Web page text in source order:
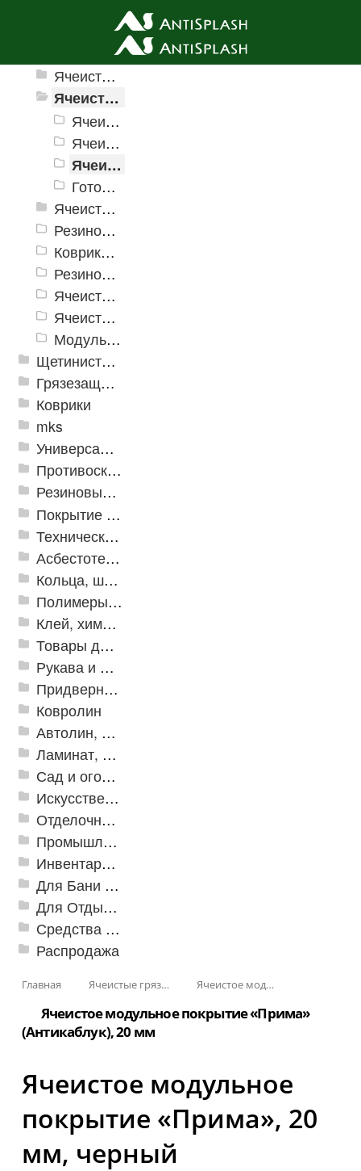
Ячеистые грязезащитные покрытия
Ячеистые грязезащитные покрытия «Домино»
Ячеистое модульное покрытие «Прима» (Антикаблук)
Ячеистое модульное покрытие «Прима» (Антикаблук), 10 мм
Ячеистое модульное покрытие «Прима» (Антикаблук), 14 мм
Ячеистое модульное покрытие «Прима» (Антикаблук), 20 мм
Готовое покрытие «Прима» (Антикаблук)
Ячеистые грязезащитные покрытия «Змейка» (Zig-Zag)
Резиновые коврики и дорожки «Restorant»
Коврики PinMat Волна
Резиновые коврики Шашки
Ячеистое модульное грязезащитное покрытие «Optima Duos»
Ячеистые коврик дорожка «Шашки»
Модульное напольное покрытие "Грязезащитные Соты"
Щетинистые покрытия
Грязезащитные, влаговпитывающие покрытия
Коврики
mks
Универсальные модульные покрытия
Противоскользящая защита для лестниц, профили, ленты
Резиновые и ПВХ дорожки
Покрытие из резиновой крошки
Техническая резина
Асбестотехнические и теплоизоляционные материалы
Кольца, шайбы, манжеты
Полимеры и пластики
Клей, химия, сопутствующие товары
Товары для дома
Рукава и шланги промышленные
Придверные решетки
Ковролин
Автолин, Транслин, Линолеум
Ламинат, Кварцвиниловая плитка SPC
Сад и огород
Искусственная трава
Отделочные профили
Промышленный текстиль
Инвентарь для клининга
Для Бани и Сауны
Для Отдыха и Пикника
Средства от насекомых и садовых вредителей
Распродажа
Главная Ячеистые грязезащитные покрытия Ячеистое модульное покрытие «Прима» (Антикаблук)
Ячеистое модульное покрытие «Прима»
(Антикаблук), 20 мм
Ячеистое модульное
покрытие «Прима», 20
мм, черный